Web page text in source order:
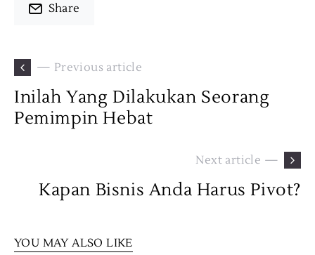
Share
— Previous article
Inilah Yang Dilakukan Seorang
Pemimpin Hebat
Next article —
Kapan Bisnis Anda Harus Pivot?
YOU MAY ALSO LIKE